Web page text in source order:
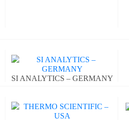
SI ANALYTICS – GERMANY